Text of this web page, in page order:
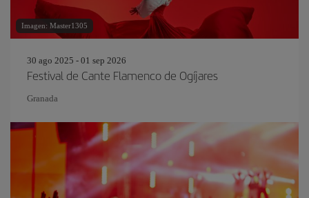
Imagen: Master1305
30 ago 2025 - 01 sep 2026
Festival de Cante Flamenco de Ogíjares
Granada